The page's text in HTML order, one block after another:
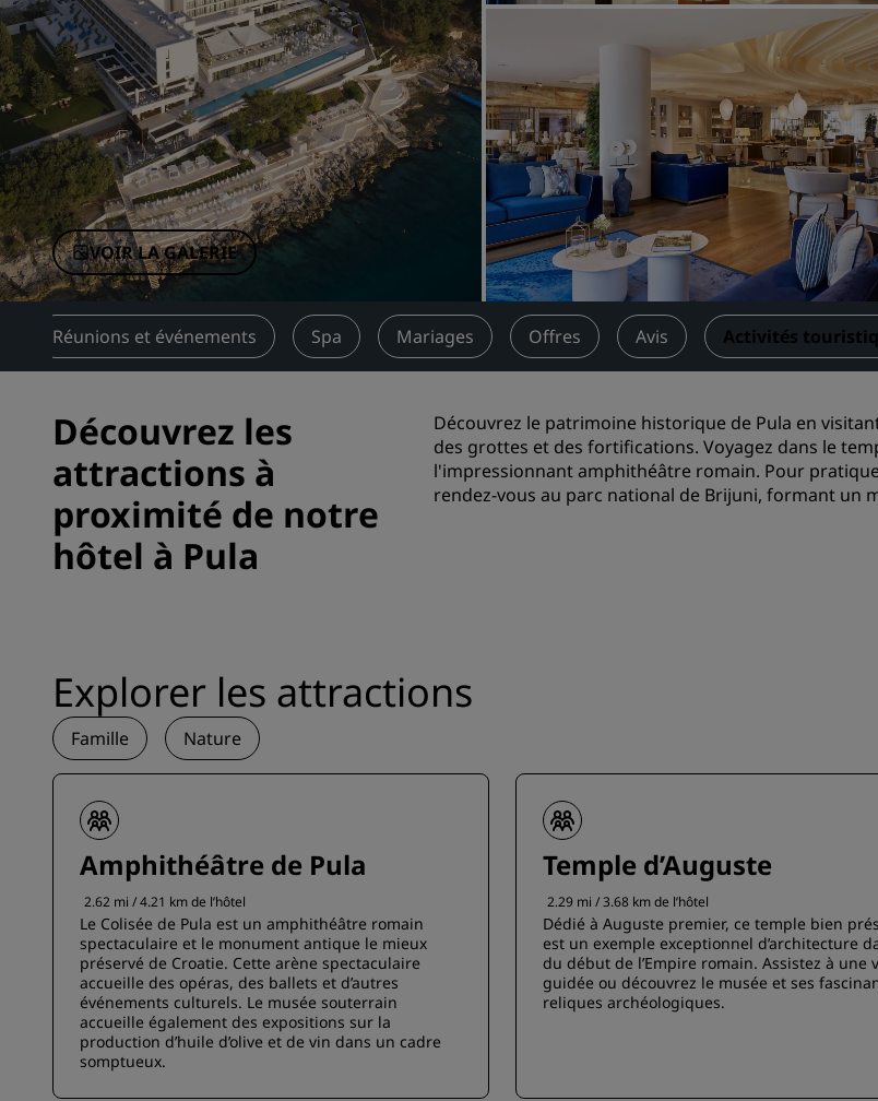
Marques affiliées en Chine
Demander un
Pour les
Solutions
Rechercher
Rechercher
Restaurants
Rechercher
Services
Application
VOIR LA GALERIE
Réunions et événements Spa Mariages Offres Avis Activités
Découvrez les
attractions à
proximité de notre
hôtel à Pula
Découvrez le patrimoine historique de Pula en
des grottes et des fortifications. Voyagez dans le
l'impressionnant amphithéâtre romain. Pour
rendez-vous au parc national de Brijuni, formant un
Explorer les attractions
Famille Nature
Amphithéâtre de Pula
2.62 mi / 4.21 km de l’hôtel
Le Colisée de Pula est un amphithéâtre romain
spectaculaire et le monument antique le mieux
préservé de Croatie. Cette arène spectaculaire
accueille des opéras, des ballets et d’autres
événements culturels. Le musée souterrain
accueille également des expositions sur la
production d’huile d’olive et de vin dans un cadre
somptueux.
Temple d’Auguste
2.29 mi / 3.68 km de l’hôtel
Dédié à Auguste premier, ce temple bien
est un exemple exceptionnel d’architecture
du début de l’Empire romain. Assistez à une
guidée ou découvrez le musée et ses
reliques archéologiques.